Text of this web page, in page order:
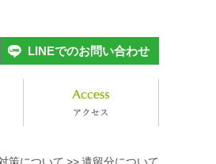
LINEでのお問い合わせ